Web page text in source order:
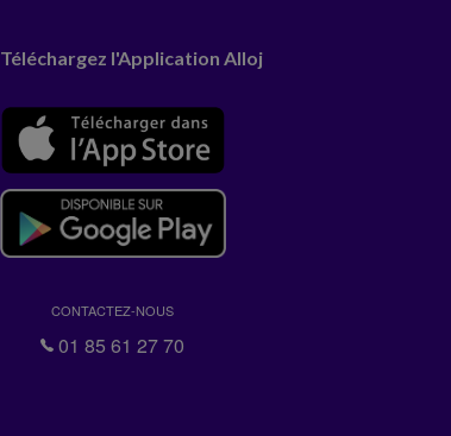
Téléchargez l'Application Alloj
CONTACTEZ-NOUS
01 85 61 27 70